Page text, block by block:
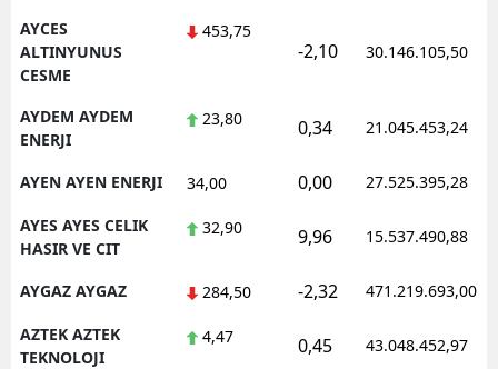
AYCES
ALTINYUNUS
CESME
453,75
-2,10 30.146.105,50
AYDEM AYDEM
ENERJI
23,80 0,34 21.045.453,24
AYEN AYEN ENERJI 34,00 0,00 27.525.395,28
AYES AYES CELIK
HASIR VE CIT
32,90 9,96 15.537.490,88
AYGAZ AYGAZ 284,50 -2,32 471.219.693,00
AZTEK AZTEK
TEKNOLOJI
4,47 0,45 43.048.452,97